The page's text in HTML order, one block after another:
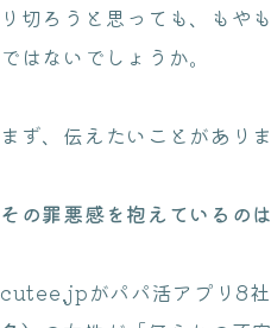
り切ろうと思っても、も
ではないでしょうか。
まず、伝えたいことがありま
その罪悪感を抱えているの
cutee.jpがパパ活アプリ8